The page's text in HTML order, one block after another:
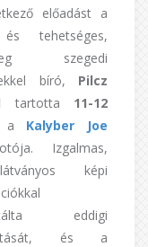
előadást a
tehetséges,
szegedi
bíró, Pilcz
tartotta 11-12
a Kalyber Joe
Izgalmas,
képi
eddigi
és a